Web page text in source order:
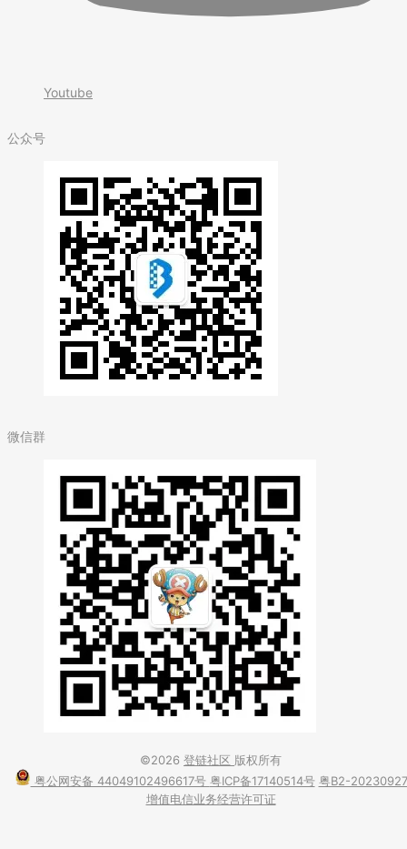
Youtube
公众号
微信群
©2026 登链社区 版权所有
粤公网安备 44049102496617号 粤ICP备17140514号 粤B2-20230927
增值电信业务经营许可证